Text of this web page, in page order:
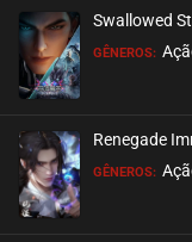
Swallowed
GÊNEROS:
Renegade
GÊNEROS: